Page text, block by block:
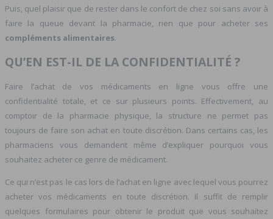
Puis, quel plaisir que de rester dans le confort de chez soi sans avoir à
faire la queue devant la pharmacie, rien que pour acheter ses
compléments alimentaires.
QU’EN EST-IL DE LA CONFIDENTIALITÉ ?
Faire l’achat de vos médicaments en ligne vous offre une
confidentialité totale, et ce sur plusieurs points. Effectivement, au
comptoir de la pharmacie physique, la structure ne permet pas
toujours de faire son achat en toute discrétion. Dans certains cas, les
pharmaciens vous demandent même d’expliquer pourquoi vous
souhaitez acheter ce genre de médicament.
Ce qui n’est pas le cas lors de l’achat en ligne avec lequel vous pourrez
acheter vos médicaments en toute discrétion. Il suffit de remplir
quelques formulaires pour obtenir le produit que vous souhaitez